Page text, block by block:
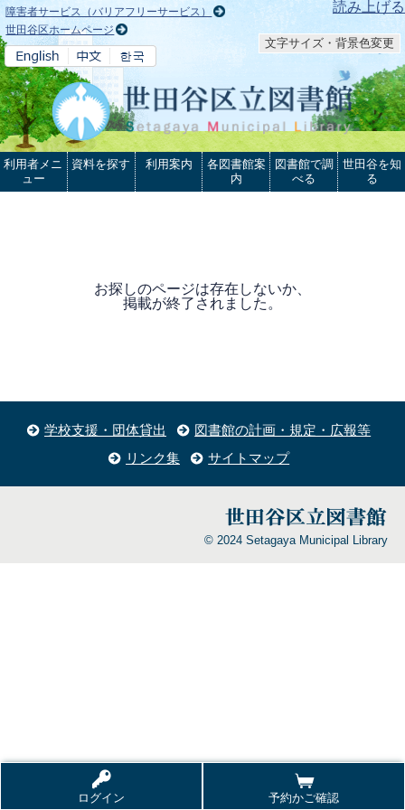
本文へ 読み上げる
障害者サービス（バリアフリーサービス）
世田谷区ホームページ
文字サイズ・背景色変更
ログイン 予約かご確認
利用者メニ
ュー
資料を探す 利用案内
各図書館案
内
図書館で調
べる
世田谷を知
る
お探しのページは存在しないか、
掲載が終了されました。
学校支援・団体貸出
図書館の計画・規定・広報等
リンク集
サイトマップ
© 2024 Setagaya Municipal Library